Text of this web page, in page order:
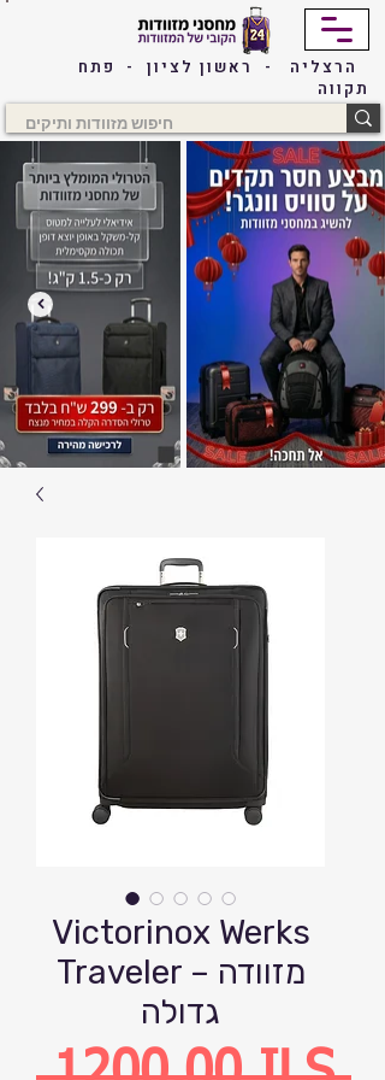
הרצליה - ראשון לציון - פתח
תקווה
Victorinox Werks
Traveler – מזוודה
גדולה